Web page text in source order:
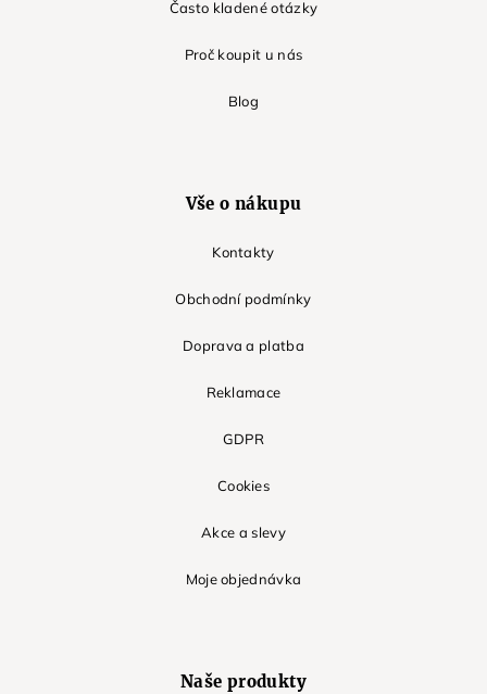
Často kladené otázky
Proč koupit u nás
Blog
Vše o nákupu
Kontakty
Obchodní podmínky
Doprava a platba
Reklamace
GDPR
Cookies
Akce a slevy
Moje objednávka
Naše produkty